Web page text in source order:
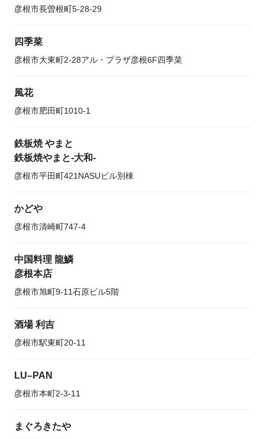
彦根市長曽根町5-28-29
四季菜
彦根市大東町2-28アル・プラザ彦根6F四季菜
風花
彦根市肥田町1010-1
鉄板焼 やまと
鉄板焼やまと‐大和-
彦根市平田町421NASUビル別棟
かどや
彦根市清崎町747-4
中国料理 龍鱗
彦根本店
彦根市旭町9-11石原ビル5階
酒場 利吉
彦根市駅東町20-11
LU–PAN
彦根市本町2-3-11
まぐろきたや